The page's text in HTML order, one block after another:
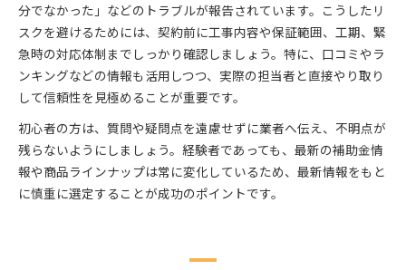
分でなかった」などのトラブルが報告されています。こうしたリ
スクを避けるためには、契約前に工事内容や保証範囲、工期、緊
急時の対応体制までしっかり確認しましょう。特に、口コミやラ
ンキングなどの情報も活用しつつ、実際の担当者と直接やり取り
して信頼性を見極めることが重要です。
初心者の方は、質問や疑問点を遠慮せずに業者へ伝え、不明点が
残らないようにしましょう。経験者であっても、最新の補助金情
報や商品ラインナップは常に変化しているため、最新情報をもと
に慎重に選定することが成功のポイントです。